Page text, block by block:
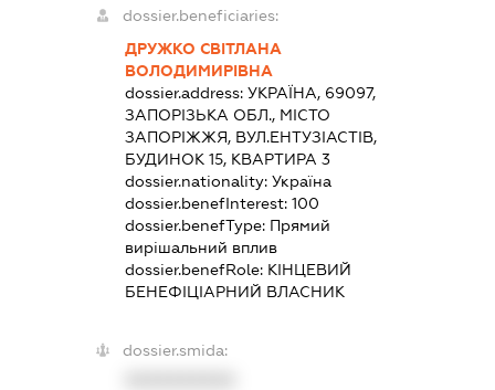
dossier.beneficiaries:
ДРУЖКО СВІТЛАНА
ВОЛОДИМИРІВНА
dossier.address:УКРАЇНА, 69097,
ЗАПОРІЗЬКА ОБЛ., МІСТО
ЗАПОРІЖЖЯ, ВУЛ.ЕНТУЗІАСТІВ,
БУДИНОК 15, КВАРТИРА 3
dossier.nationality:Україна
dossier.benefInterest:100
dossier.benefType: Прямий
вирішальний вплив
dossier.benefRole: КІНЦЕВИЙ
БЕНЕФІЦІАРНИЙ ВЛАСНИК
dossier.smida: